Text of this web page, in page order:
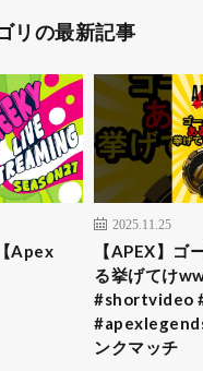
リの最新記事
Apex
2025.11.25
【APEX】ゴ
る挙げてけ
#shortvideo
ンクマッチ